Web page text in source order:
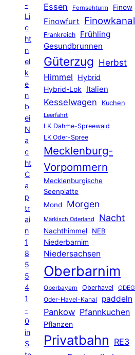
-
Li
c
ht
n
el
k
e
n
b
ei
N
a
c
ht
C
a
p
tr
ai
n
1
8
5
5
4
1
-
0
in
S
Essen Fernsehturm Finow
Finowfurt Finowkanal
Frankreich Frühling
Gesundbrunnen
Güterzug Herbst
Himmel
Hybrid
Hybrid-Lok Italien
Kesselwagen Kuchen
Leerfahrt
LK Dahme-Spreewald
LK Oder-Spree
Mecklenburg-
Vorpommern
Mecklenburgische
Seenplatte
Mond
Morgen
Märkisch Oderland Nacht
Nachthimmel
NEB
Niederbarnim
Niedersachsen
Oberbarnim
Oberbayern Oberhavel ODEG
Oder-Havel-Kanal paddeln
Pankow Pfannkuchen
Pflanzen
Privatbahn RE3